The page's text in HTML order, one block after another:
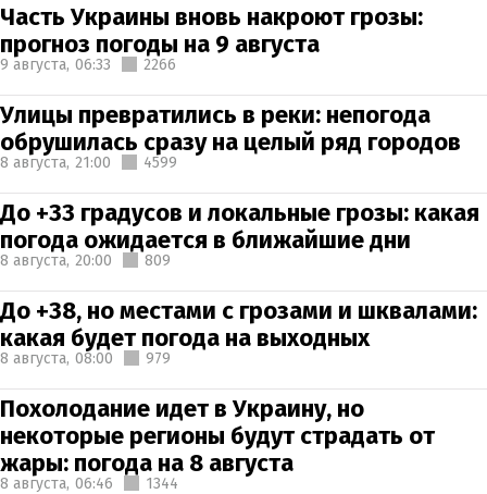
Часть Украины вновь накроют грозы:
прогноз погоды на 9 августа
9 августа, 06:33 2266
Улицы превратились в реки: непогода
обрушилась сразу на целый ряд городов
8 августа, 21:00 4599
До +33 градусов и локальные грозы: какая
погода ожидается в ближайшие дни
8 августа, 20:00 809
До +38, но местами с грозами и шквалами:
какая будет погода на выходных
8 августа, 08:00 979
Похолодание идет в Украину, но
некоторые регионы будут страдать от
жары: погода на 8 августа
8 августа, 06:46 1344